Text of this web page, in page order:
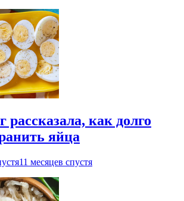
рассказала, как долго
яйца
11 месяцев спустя